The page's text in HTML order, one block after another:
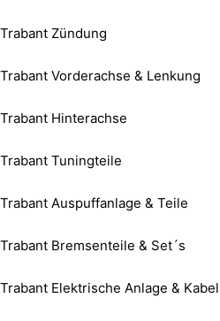
Trabant Zündung
Trabant Vorderachse & Lenkung
Trabant Hinterachse
Trabant Tuningteile
Trabant Auspuffanlage & Teile
Trabant Bremsenteile & Set´s
Trabant Elektrische Anlage & Kabel